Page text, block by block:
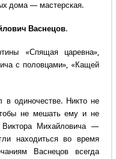
дома — мастерская.
Васнецов.
«Спящая царевна»,
с половцами», «Кащей
в одиночестве. Никто не
не мешать ему и не
Михайловича —
находиться во время
Васнецов всегда